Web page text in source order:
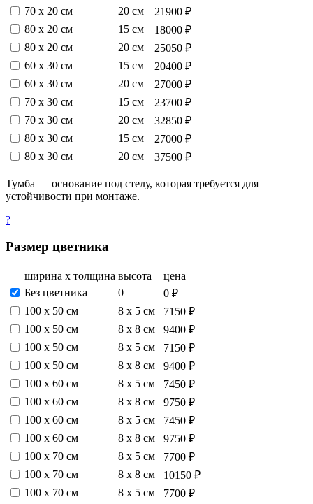
70 х 20 см
20 см
21900 ₽
80 х 20 см
15 см
18000 ₽
80 х 20 см
20 см
25050 ₽
60 х 30 см
15 см
20400 ₽
60 х 30 см
20 см
27000 ₽
70 х 30 см
15 см
23700 ₽
70 х 30 см
20 см
32850 ₽
80 х 30 см
15 см
27000 ₽
80 х 30 см
20 см 37500 ₽
Тумба — основание под стелу, которая требуется для
устойчивости при монтаже.
?
Размер цветника
ширина х толщина высота
цена
Без цветника
0
0 ₽
100 х 50 см
8 х 5 см
7150 ₽
100 х 50 см
8 х 8 см
9400 ₽
100 х 50 см
8 х 5 см
7150 ₽
100 х 50 см
8 х 8 см
9400 ₽
100 х 60 см
8 х 5 см
7450 ₽
100 х 60 см
8 х 8 см
9750 ₽
100 х 60 см
8 х 5 см
7450 ₽
100 х 60 см
8 х 8 см
9750 ₽
100 х 70 см
8 х 5 см
7700 ₽
100 х 70 см
8 х 8 см
10150 ₽
100 х 70 см
8 х 5 см
7700 ₽